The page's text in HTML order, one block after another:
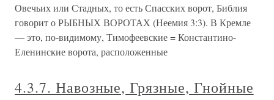
Овечьих или Стадных, то есть Спасских ворот, Библия
говорит о РЫБНЫХ ВОРОТАХ (Неемия 3:3). В Кремле
— это, по-видимому, Тимофеевские = Константино-
Еленинские ворота, расположенные
4.3.7. Навозные, Грязные, Гнойные